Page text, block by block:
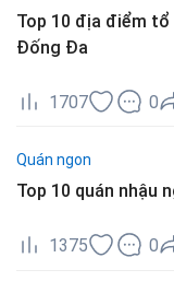
Top 10 địa điểm
Đống Đa
1707 0
Quán ngon
Top 10 quán nhậu
1375 0